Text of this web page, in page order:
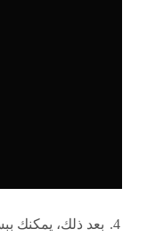
بعد ذلك، يمكنك